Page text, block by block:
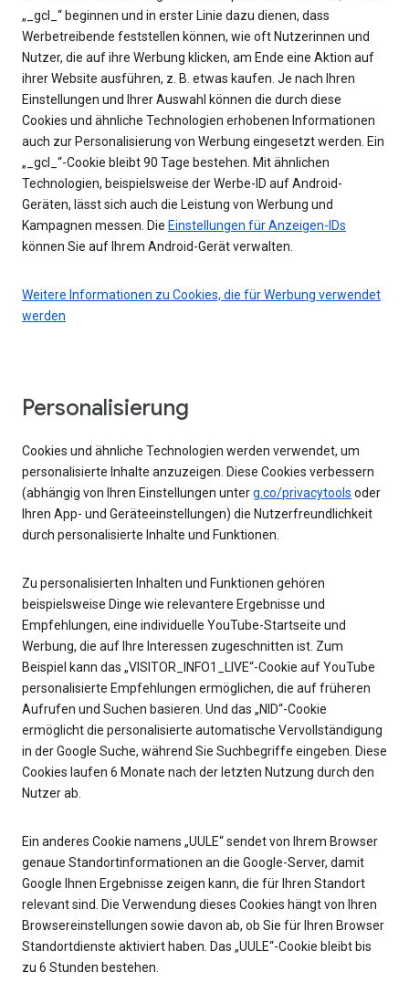
„_gcl_“ beginnen und in erster Linie dazu dienen, dass
Werbetreibende feststellen können, wie oft Nutzerinnen und
Nutzer, die auf ihre Werbung klicken, am Ende eine Aktion auf
ihrer Website ausführen, z. B. etwas kaufen. Je nach Ihren
Einstellungen und Ihrer Auswahl können die durch diese
Cookies und ähnliche Technologien erhobenen Informationen
auch zur Personalisierung von Werbung eingesetzt werden. Ein
„_gcl_“-Cookie bleibt 90 Tage bestehen. Mit ähnlichen
Technologien, beispielsweise der Werbe-ID auf Android-
Geräten, lässt sich auch die Leistung von Werbung und
Kampagnen messen. Die Einstellungen für Anzeigen-IDs
können Sie auf Ihrem Android-Gerät verwalten.
Weitere Informationen zu Cookies, die für Werbung verwendet
werden
Personalisierung
Cookies und ähnliche Technologien werden verwendet, um
personalisierte Inhalte anzuzeigen. Diese Cookies verbessern
(abhängig von Ihren Einstellungen unterg.co/privacytools oder
Ihren App- und Geräteeinstellungen) die Nutzerfreundlichkeit
durch personalisierte Inhalte und Funktionen.
Zu personalisierten Inhalten und Funktionen gehören
beispielsweise Dinge wie relevantere Ergebnisse und
Empfehlungen, eine individuelle YouTube-Startseite und
Werbung, die auf Ihre Interessen zugeschnitten ist. Zum
Beispiel kann das „VISITOR_INFO1_LIVE“-Cookie auf YouTube
personalisierte Empfehlungen ermöglichen, die auf früheren
Aufrufen und Suchen basieren. Und das „NID“-Cookie
ermöglicht die personalisierte automatische Vervollständigung
in der Google Suche, während Sie Suchbegriffe eingeben. Diese
Cookies laufen 6 Monate nach der letzten Nutzung durch den
Nutzer ab.
Ein anderes Cookie namens „UULE“ sendet von Ihrem Browser
genaue Standortinformationen an die Google-Server, damit
Google Ihnen Ergebnisse zeigen kann, die für Ihren Standort
relevant sind. Die Verwendung dieses Cookies hängt von Ihren
Browsereinstellungen sowie davon ab, ob Sie für Ihren Browser
Standortdienste aktiviert haben. Das „UULE“-Cookie bleibt bis
zu 6 Stunden bestehen.